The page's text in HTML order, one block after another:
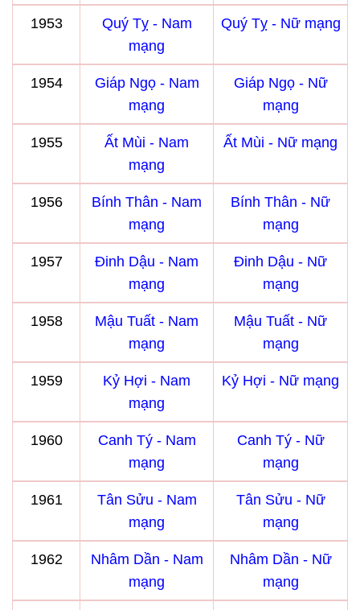
1953
Quý Tỵ - Nam
mạng
Quý Tỵ - Nữ mạng
1954
Giáp Ngọ - Nam
mạng
Giáp Ngọ - Nữ
mạng
1955
Ất Mùi - Nam
mạng
Ất Mùi - Nữ mạng
1956
Bính Thân - Nam
mạng
Bính Thân - Nữ
mạng
1957
Đinh Dậu - Nam
mạng
Đinh Dậu - Nữ
mạng
1958
Mậu Tuất - Nam
mạng
Mậu Tuất - Nữ
mạng
1959
Kỷ Hợi - Nam
mạng
Kỷ Hợi - Nữ mạng
1960
Canh Tý - Nam
mạng
Canh Tý - Nữ
mạng
1961
Tân Sửu - Nam
mạng
Tân Sửu - Nữ
mạng
1962
Nhâm Dần - Nam
mạng
Nhâm Dần - Nữ
mạng